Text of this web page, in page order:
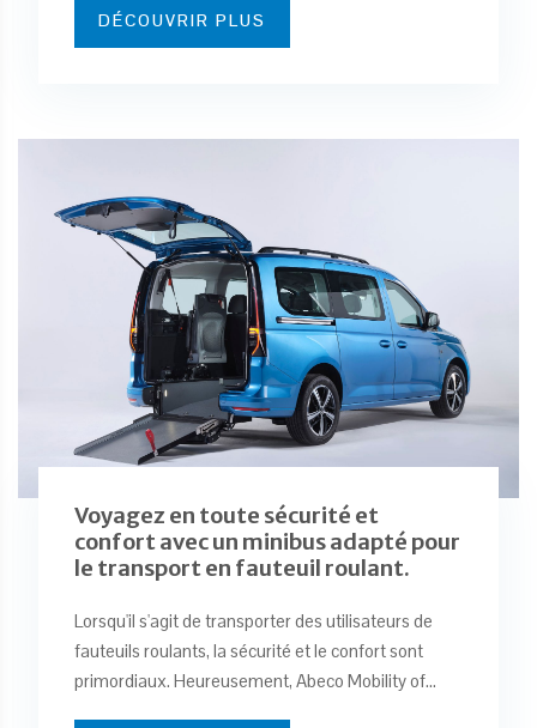
DÉCOUVRIR PLUS
Voyagez en toute sécurité et
confort avec un minibus adapté pour
le transport en fauteuil roulant.
Lorsqu'il s'agit de transporter des utilisateurs de
fauteuils roulants, la sécurité et le confort sont
primordiaux. Heureusement, Abeco Mobility of...